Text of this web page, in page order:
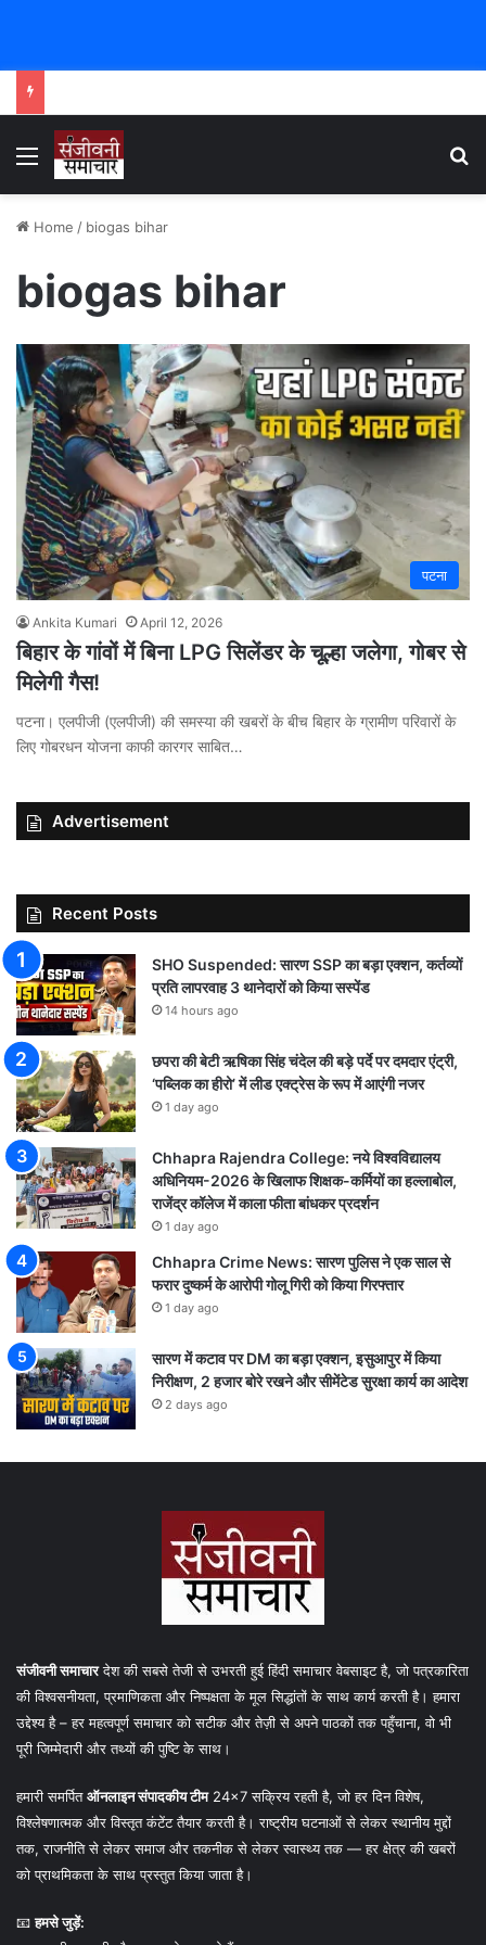
Menu
Home / biogas bihar
biogas bihar
पटना
Ankita Kumari April 12, 2026
बिहार के गांवों में बिना LPG सिलेंडर के चूल्हा जलेगा, गोबर से
मिलेगी गैस!
पटना। एलपीजी (एलपीजी) की समस्या की खबरों के बीच बिहार के ग्रामीण परिवारों के
लिए गोबरधन योजना काफी कारगर साबित…
Advertisement
Recent Posts
SHO Suspended: सारण SSP का बड़ा एक्शन, कर्तव्यों
प्रति लापरवाह 3 थानेदारों को किया सस्पेंड
14 hours ago
छपरा की बेटी ऋषिका सिंह चंदेल की बड़े पर्दे पर दमदार एंट्री,
‘पब्लिक का हीरो’ में लीड एक्ट्रेस के रूप में आएंगी नजर
1 day ago
Chhapra Rajendra College: नये विश्वविद्यालय
अधिनियम-2026 के खिलाफ शिक्षक-कर्मियों का हल्लाबोल,
राजेंद्र कॉलेज में काला फीता बांधकर प्रदर्शन
1 day ago
Chhapra Crime News: सारण पुलिस ने एक साल से
फरार दुष्कर्म के आरोपी गोलू गिरी को किया गिरफ्तार
1 day ago
सारण में कटाव पर DM का बड़ा एक्शन, इसुआपुर में किया
निरीक्षण, 2 हजार बोरे रखने और सीमेंटेड सुरक्षा कार्य का आदेश
2 days ago
संजीवनी समाचारदेश की सबसे तेजी से उभरती हुई हिंदी समाचार वेबसाइट है, जो पत्रकारिता
की विश्वसनीयता, प्रमाणिकता और निष्पक्षता के मूल सिद्धांतों के साथ कार्य करती है। हमारा
उद्देश्य है – हर महत्वपूर्ण समाचार को सटीक और तेज़ी से अपने पाठकों तक पहुँचाना, वो भी
पूरी जिम्मेदारी और तथ्यों की पुष्टि के साथ।
हमारी समर्पितऑनलाइन संपादकीय टीम24×7 सक्रिय रहती है, जो हर दिन विशेष,
विश्लेषणात्मक और विस्तृत कंटेंट तैयार करती है। राष्ट्रीय घटनाओं से लेकर स्थानीय मुद्दों
तक, राजनीति से लेकर समाज और तकनीक से लेकर स्वास्थ्य तक — हर क्षेत्र की खबरों
को प्राथमिकता के साथ प्रस्तुत किया जाता है।
📧हमसे जुड़ें: